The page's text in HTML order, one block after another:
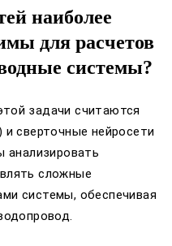
наиболее
для расчетов
системы?
задачи считаются
и сверточные нейросети
анализировать
сложные
системы, обеспечивая